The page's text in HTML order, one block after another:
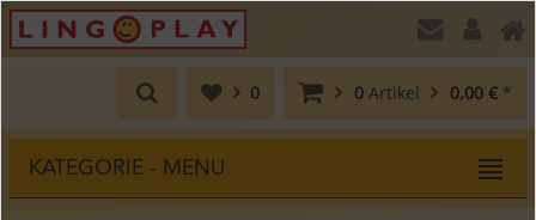
0 Artikel 0,00 € *
0
KATEGORIE - MENU